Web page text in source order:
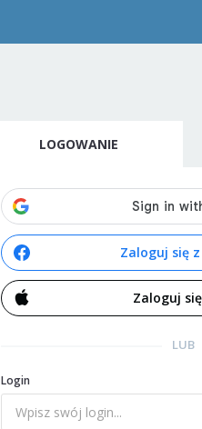
LOGOWANIE
Zaloguj się
Zaloguj
LUB
Login